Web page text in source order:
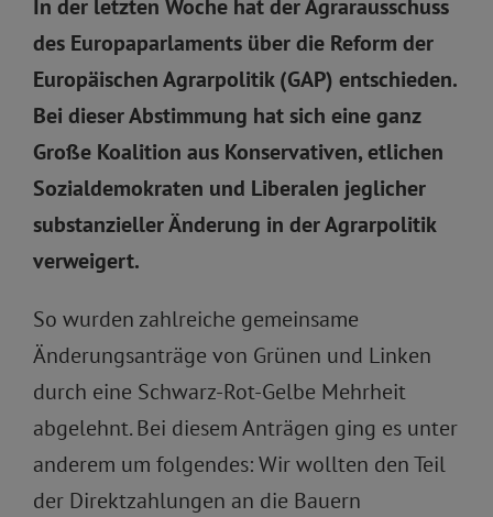
In der letzten Woche hat der Agrarausschuss
des Europaparlaments über die Reform der
Europäischen Agrarpolitik (GAP) entschieden.
Bei dieser Abstimmung hat sich eine ganz
Große Koalition aus Konservativen, etlichen
Sozialdemokraten und Liberalen jeglicher
substanziellerÄnderung in der Agrarpolitik
verweigert.
So wurden zahlreiche gemeinsame
Änderungsanträge von Grünen und Linken
durch eine Schwarz-Rot-Gelbe Mehrheit
abgelehnt. Bei diesem Anträgen ging es unter
anderem um folgendes: Wir wollten den Teil
der Direktzahlungen an die Bauern